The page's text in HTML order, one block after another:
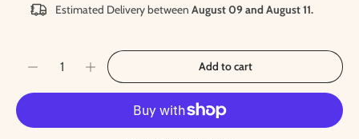
Estimated Delivery between August 09 and August 11.
Add to cart